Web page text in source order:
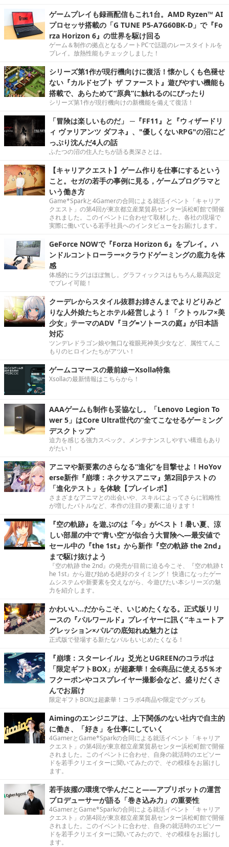
ゲームプレイも録画配信もこれ1台。AMD Ryzen™ AI
プロセッサ搭載の「G TUNE P5-A7G60BK-D」で『Fo
rza Horizon 6』の世界を駆け回る
ゲーム＆制作の拠点となるノートPCで話題のレースタイトルを
プレイ。放熱性能もチェックしました！
シリーズ第1作が現行機向けに復活！懐かしくも色褪せ
ない『カルドセプト ザ ファースト』遊びやすい機能も
搭載で、あらためて“原典”に触れるのにぴったり
シリーズ第1作が現行機向けの新機能を備えて復活！
「冒険は楽しいものだ」 ─『FF11』と『ウィザードリ
ィ ヴァリアンツ ダフネ』、"優しくないRPG"の沼にど
っぷり沈んだ4人の話
ふたつの沼の住人たちが語る奥深さとは。
【キャリアクエスト】ゲーム作りを仕事にするという
こと。セガの若手の事例に見る，ゲームプログラマと
いう働き方
Game*Sparkと4Gamerの合同による就活イベント「キャリア
クエスト」の第4回が東京都立産業貿易センター浜松町館で開催
されました。このイベントに合わせて取材した、各社の現場で
実際に働いている若手社員へのインタビューをお届けします。
GeForce NOWで『Forza Horizon 6』をプレイ。ハ
ンドルコントローラー×クラウドゲーミングの底力を体
感
体感的にラグはほぼ無し。グラフィックスはもちろん最高設定
でプレイ可能！
クーデレからスタイル抜群お姉さんまでよりどりみど
りな人外娘たちとホテル経営しよう！「クトゥルフ×美
少女」テーマのADV『ヨグ=ソトースの庭』が日本語
対応
ツンデレドラゴン娘や無口な複眼死神美少女など、属性てんこ
もりのヒロインたちがアツい！
ゲームコマースの最前線ーXsolla特集
Xsollaの最新情報はこちらから！
AAAゲームも制作も妥協なし。「Lenovo Legion To
wer 5」はCore Ultra世代の“全てこなせるゲーミング
デスクトップ”
迫力を感じる強力スペック。メンテナンスしやすい構造もあり
がたい！
アニマや新要素のさらなる“進化”を目撃せよ！HoYov
erse新作『崩壊：ネクサスアニマ』第2回βテストの
「進化テスト」を体験【プレイレポ】
さまざまなアニマとの出会いや、スキルによってさらに戦略性
が増したバトルなど、本作の注目の要素に迫ります！
『空の軌跡』を遊ぶのは「今」がベスト！暑い夏、涼
しい部屋の中で“青い空”が似合う大冒険へ―最安値で
セール中の『the 1st』から新作『空の軌跡 the 2nd』
まで駆け抜けよう
『空の軌跡 the 2nd』の発売が目前に迫る今こそ、『空の軌跡 t
he 1st』から遊び始める絶好のタイミング！ 快適になったゲー
ムシステムや新要素を交えながら、今遊びたい本シリーズの魅
力を紹介します。
かわいい…だからこそ、いじめたくなる。正式版リリ
ースの『パルワールド』プレイヤーに訊く“キュートア
グレッション×パル”の底知れぬ魅力とは
正式版で登場する新たなパルもいじめたくなる！
『崩壊：スターレイル』爻光とUGREENのコラボは
「限定ギフトBOX」が超豪華！全6商品に使える5％オ
フクーポンやコスプレイヤー撮影会など、盛りだくさ
んでお届け
限定ギフトBOXは超豪華！コラボ4商品や限定でグッズも
Aimingのエンジニアは、上下関係のない社内で自主的
に働き、「好き」を仕事にしていく
4GamerとGame*Sparkの合同による就活イベント「キャリア
クエスト」の第4回が東京都立産業貿易センター浜松町館で開催
されました。このイベントに合わせ、自身の就活時のエピソー
ドを若手クリエイターに聞いてみたので、その模様をお届けし
ます。
若手抜擢の環境で学んだこと――アプリボットの運営
プロデューサーが語る「巻き込み力」の重要性
4GamerとGame*Sparkの合同による就活イベント「キャリア
クエスト」の第4回が東京都立産業貿易センター浜松町館で開催
されました。このイベントに合わせ、自身の就活時のエピソー
ドを若手クリエイターに聞いてみたので、その模様をお届けし
ます。